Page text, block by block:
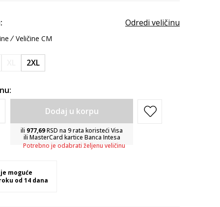
Odredi veličinu
Veličine CM
2XL
Dodaj u korpu
ili 977,69RSD na 9 rata koristeći Visa
ili MasterCard kartice Banca Intesa
Potrebno je odabrati željenu veličinu
moguće
od 14 dana